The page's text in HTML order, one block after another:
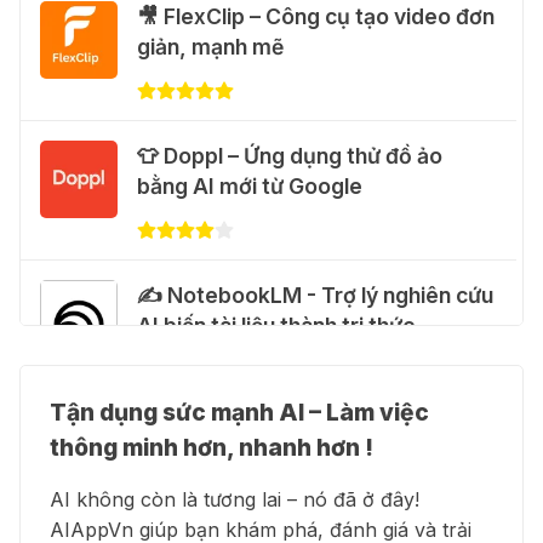
Cảnh báo: Xuất hiện script và
hướng dẫn giả mạo giúp "mở khóa"
🍎 Claude for Teachers – chương
trình miễn phí dành cho giáo viên
15 Thg 07 2026
🎁 Hướng dẫn nhận ChatGPT
12 Thg 07 2026
credit vô hạn
🎥 FlexClip – Công cụ tạo video đơn
giản, mạnh mẽ
👕 Doppl – Ứng dụng thử đồ ảo
bằng AI mới từ Google
✍️ NotebookLM - Trợ lý nghiên cứu
AI biến tài liệu thành tri thức
👗 Higgsfield AI – Biến ý tưởng
thành phim chất lượng cao
Tận dụng sức mạnh AI – Làm việc
thông minh hơn, nhanh hơn !
AI không còn là tương lai – nó đã ở đây!
AIAppVn giúp bạn khám phá, đánh giá và trải